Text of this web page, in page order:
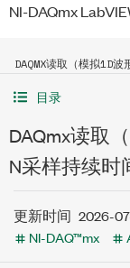
NI-DAQmx
DAQMX读取（模拟1D波
目录
DAQmx读取
N采样持续时
更新时间 2026-
NI-DAQ™mx